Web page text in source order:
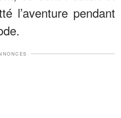
l’aventure pendant